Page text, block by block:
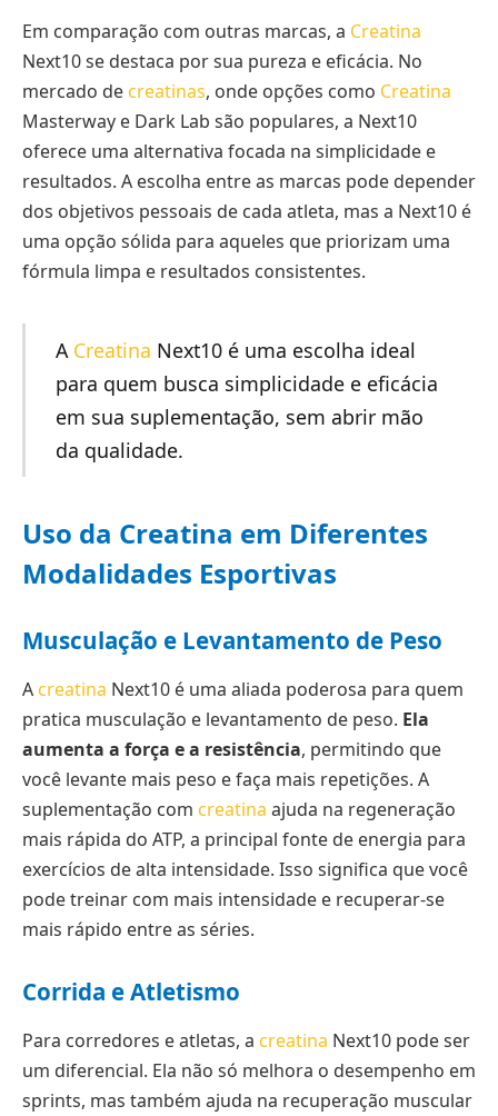
Em comparação com outras marcas, a Creatina
Next10 se destaca por sua pureza e eficácia. No
mercado de creatinas, onde opções como Creatina
Masterway e Dark Lab são populares, a Next10
oferece uma alternativa focada na simplicidade e
resultados. A escolha entre as marcas pode depender
dos objetivos pessoais de cada atleta, mas a Next10 é
uma opção sólida para aqueles que priorizam uma
fórmula limpa e resultados consistentes.
A Creatina Next10 é uma escolha ideal
para quem busca simplicidade e eficácia
em sua suplementação, sem abrir mão
da qualidade.
Uso da Creatina em Diferentes
Modalidades Esportivas
Musculação e Levantamento de Peso
A creatina Next10 é uma aliada poderosa para quem
pratica musculação e levantamento de peso. Ela
aumenta a força e a resistência, permitindo que
você levante mais peso e faça mais repetições. A
suplementação com creatina ajuda na regeneração
mais rápida do ATP, a principal fonte de energia para
exercícios de alta intensidade. Isso significa que você
pode treinar com mais intensidade e recuperar-se
mais rápido entre as séries.
Corrida e Atletismo
Para corredores e atletas, a creatina Next10 pode ser
um diferencial. Ela não só melhora o desempenho em
sprints, mas também ajuda na recuperação muscular